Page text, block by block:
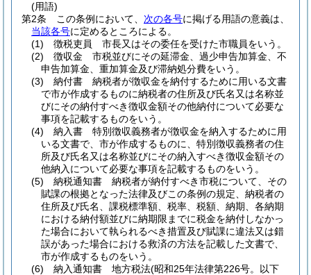
(用語)
第2条
この条例において、 次の各号に掲げる用語の意義は、
当該各号に定めるところによる。
(1)
徴税吏員 市長又はその委任を受けた市職員をいう。
(2)
徴収金 市税並びにその延滞金、過少申告加算金、不
申告加算金、重加算金及び滞納処分費をいう。
(3)
納付書 納税者が徴収金を納付するために用いる文書
で市が作成するものに納税者の住所及び氏名又は名称並
びにその納付すべき徴収金額その他納付について必要な
事項を記載するものをいう。
(4)
納入書 特別徴収義務者が徴収金を納入するために用
いる文書で、市が作成するものに、特別徴収義務者の住
所及び氏名又は名称並びにその納入すべき徴収金額その
他納入について必要な事項を記載するものをいう。
(5)
納税通知書 納税者が納付すべき市税について、その
賦課の根拠となった法律及びこの条例の規定、納税者の
住所及び氏名、課税標準額、税率、税額、納期、各納期
における納付額並びに納期限までに税金を納付しなかっ
た場合において執られるべき措置及び賦課に違法又は錯
誤があった場合における救済の方法を記載した文書で、
市が作成するものをいう。
(6)
納入通知書 地方税法(昭和25年法律第226号。以下